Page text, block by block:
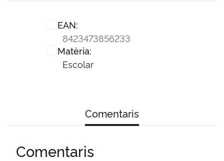
EAN:
8423473856233
Matèria:
Escolar
Comentaris
Comentaris